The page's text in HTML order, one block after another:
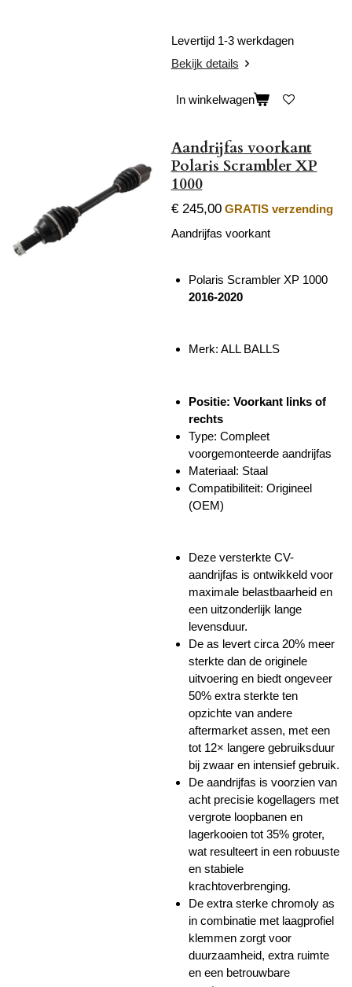
Levertijd 1-3 werkdagen
Bekijk details
In winkelwagen
Aandrijfas voorkant
Polaris Scrambler XP
1000
€ 245,00 GRATIS verzending
Aandrijfas voorkant
Polaris Scrambler XP 1000
2016-2020
Merk: ALL BALLS
Positie: Voorkant links of
rechts
Type: Compleet
voorgemonteerde aandrijfas
Materiaal: Staal
Compatibiliteit: Origineel
(OEM)
Deze versterkte CV-
aandrijfas is ontwikkeld voor
maximale belastbaarheid en
een uitzonderlijk lange
levensduur.
De as levert circa 20% meer
sterkte dan de originele
uitvoering en biedt ongeveer
50% extra sterkte ten
opzichte van andere
aftermarket assen, met een
tot 12× langere gebruiksduur
bij zwaar en intensief gebruik.
De aandrijfas is voorzien van
acht precisie kogellagers met
vergrote loopbanen en
lagerkooien tot 35% groter,
wat resulteert in een robuuste
en stabiele
krachtoverbrenging.
De extra sterke chromoly as
in combinatie met laagprofiel
klemmen zorgt voor
duurzaamheid, extra ruimte
en een betrouwbare